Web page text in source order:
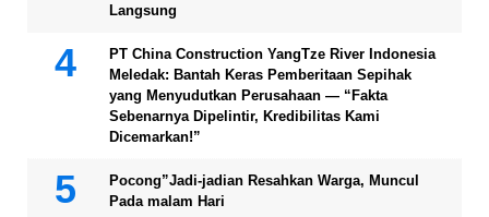
Langsung
PT China Construction YangTze River Indonesia
Meledak: Bantah Keras Pemberitaan Sepihak
yang Menyudutkan Perusahaan — “Fakta
Sebenarnya Dipelintir, Kredibilitas Kami
Dicemarkan!”
Pocong”Jadi-jadian Resahkan Warga, Muncul
Pada malam Hari